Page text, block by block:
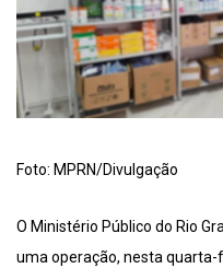
Foto: MPRN/Divulgação
O Ministério Público do Rio
uma operação, nesta